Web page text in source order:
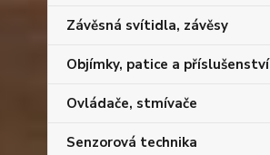
Závěsná svítidla, závěsy
Objímky, patice a příslušenství
Ovládače, stmívače
Senzorová technika